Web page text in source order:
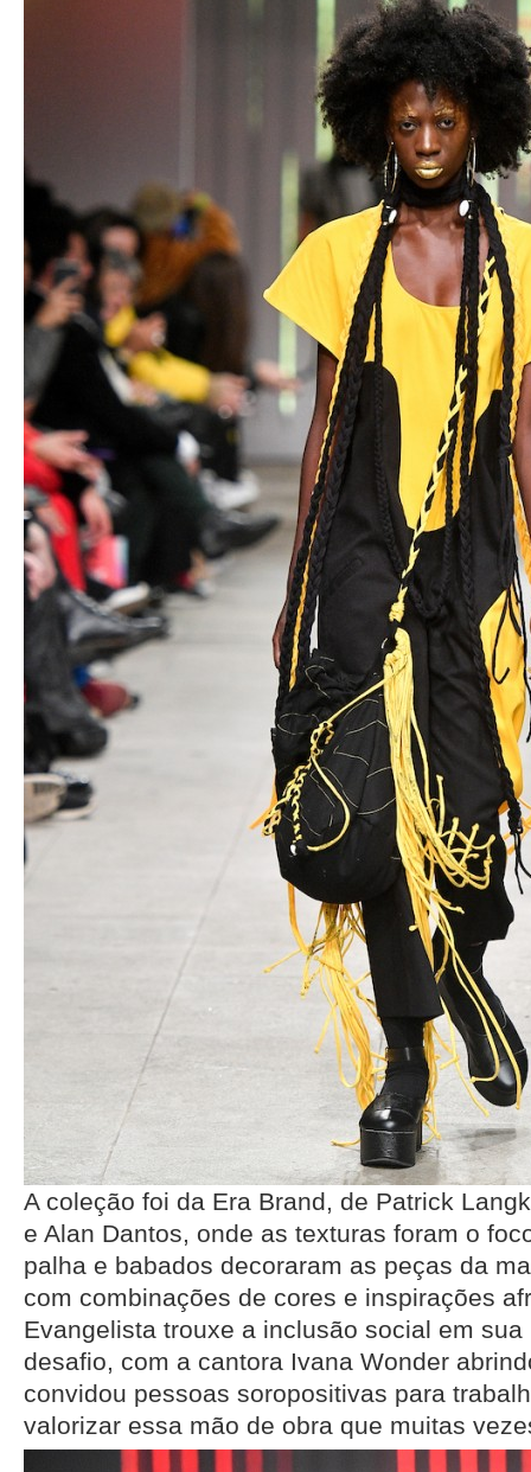
A coleção foi da Era Brand, de Patrick
e Alan Dantos, onde as texturas foram o
palha e babados decoraram as peças da
com combinações de cores e inspirações
Evangelista trouxe a inclusão social em
desafio, com a cantora Ivana Wonder
convidou pessoas soropositivas para
valorizar essa mão de obra que muitas